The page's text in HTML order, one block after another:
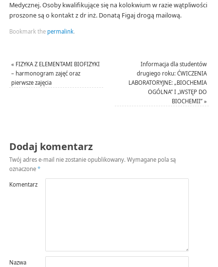
Medycznej. Osoby kwalifikujące się na kolokwium w razie wątpliwości
proszone są o kontakt z dr inż. Donatą Figaj drogą mailową.
Bookmark the permalink.
« FIZYKA Z ELEMENTAMI BIOFIZYKI
– harmonogram zajęć oraz
pierwsze zajęcia
Informacja dla studentów
drugiego roku: ĆWICZENIA
LABORATORYJNE: „BIOCHEMIA
OGÓLNA” I „WSTĘP DO
BIOCHEMII”»
Dodaj komentarz
Twój adres e-mail nie zostanie opublikowany. Wymagane pola są
oznaczone *
Komentarz
Nazwa